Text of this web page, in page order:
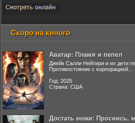
Скоро на киного
Аватар: Пламя и пепел
Джейк Салли Нейтири и их дети
Противостояние с корпорацией...
Год: 2025
Страна: США
Достать ножи: Проснись,